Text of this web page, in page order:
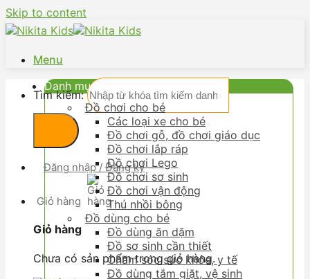
Skip to content
Menu
Tìm kiếm:
Đăng nhập / Đăng ký
Giỏ hàng
Giỏ hàng
Chưa có sản phẩm trong giỏ hàng.
Danh mục
Đồ chơi cho bé
Các loại xe cho bé
Đồ chơi gỗ, đồ chơi giáo dục
Đồ chơi lắp ráp
Đồ chơi Lego
Đồ chơi sơ sinh
Đồ chơi vận động
Thú nhồi bông
Đồ dùng cho bé
Đồ dùng ăn dặm
Đồ sơ sinh cần thiết
Chăm sóc sức khỏe, y tế
Đồ dùng tắm giặt, vệ sinh